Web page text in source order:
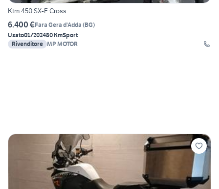
Ktm 450 SX-F Cross
6.400 €Fara Gera d'Adda (BG)
Usato01/202480 KmSport
Rivenditore MP MOTOR